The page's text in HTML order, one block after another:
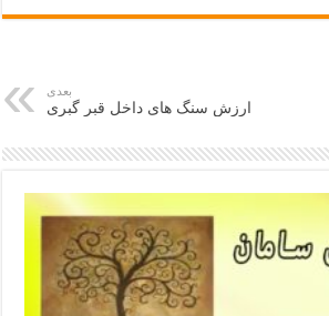
بعدی
ارزش سنگ های داخل قبر گبری